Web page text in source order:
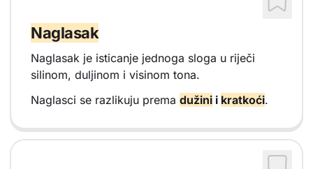
Naglasak
Naglasak je isticanje jednoga sloga u riječi
silinom, duljinom i visinom tona.
Naglasci se razlikuju prema dužini i kratkoći.